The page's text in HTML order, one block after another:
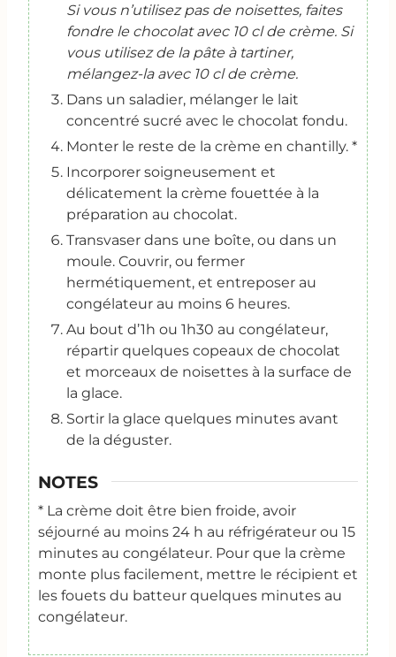
Si vous n’utilisez pas de noisettes, faites
fondre le chocolat avec 10 cl de crème. Si
vous utilisez de la pâte à tartiner,
mélangez-la avec 10 cl de crème.
Dans un saladier, mélanger le lait
concentré sucré avec le chocolat fondu.
Monter le reste de la crème en chantilly. *
Incorporer soigneusement et
délicatement la crème fouettée à la
préparation au chocolat.
Transvaser dans une boîte, ou dans un
moule. Couvrir, ou fermer
hermétiquement, et entreposer au
congélateur au moins 6 heures.
Au bout d’1h ou 1h30 au congélateur,
répartir quelques copeaux de chocolat
et morceaux de noisettes à la surface de
la glace.
Sortir la glace quelques minutes avant
de la déguster.
NOTES
* La crème doit être bien froide, avoir
séjourné au moins 24 h au réfrigérateur ou 15
minutes au congélateur. Pour que la crème
monte plus facilement, mettre le récipient et
les fouets du batteur quelques minutes au
congélateur.